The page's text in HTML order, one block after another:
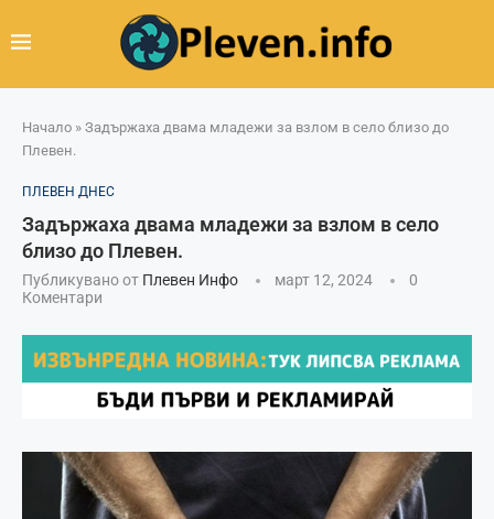
Начало » Задържаха двама младежи за взлом в село близо до
Плевен.
ПЛЕВЕН ДНЕС
Задържаха двама младежи за взлом в село
близо до Плевен.
Публикувано от Плевен Инфо март 12, 2024
0
Коментари